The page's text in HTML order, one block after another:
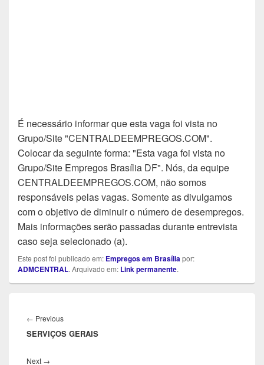
É necessário informar que esta vaga foi vista no
Grupo/Site "CENTRALDEEMPREGOS.COM".
Colocar da seguinte forma: "Esta vaga foi vista no
Grupo/Site Empregos Brasília DF". Nós, da equipe
CENTRALDEEMPREGOS.COM, não somos
responsáveis pelas vagas. Somente as divulgamos
com o objetivo de diminuir o número de desempregos.
Mais informações serão passadas durante entrevista
caso seja selecionado (a).
Este post foi publicado em: Empregos em Brasíliapor:
ADMCENTRAL. Arquivado em: Link permanente.
de
Post
← PreviousPrevious
post:
SERVIÇOS GERAIS
Next →